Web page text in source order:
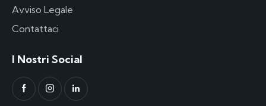
Avviso Legale
Contattaci
I Nostri Social